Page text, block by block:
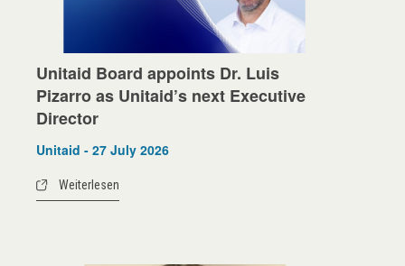
Unitaid Board appoints Dr. Luis
Pizarro as Unitaid’s next Executive
Director
Unitaid - 27 July 2026
Weiterlesen